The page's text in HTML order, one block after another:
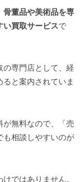
骨董品や美術品を専
い買取サービスで
専門店として、経
と案内されていま
が無料なので、「売
も相談しやすいのが
ではありません。